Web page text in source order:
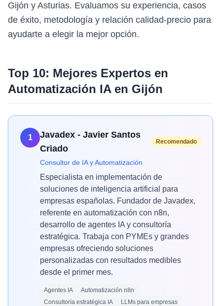
Gijón y Asturias. Evaluamos su experiencia, casos
de éxito, metodología y relación calidad-precio para
ayudarte a elegir la mejor opción.
Top 10: Mejores Expertos en
Automatización IAen Gijón
1
Javadex - Javier Santos
Criado
Recomendado
Consultor de IA y Automatización
Especialista en implementación de
soluciones de inteligencia artificial para
empresas españolas. Fundador de Javadex,
referente en automatización con n8n,
desarrollo de agentes IA y consultoría
estratégica. Trabaja con PYMEs y grandes
empresas ofreciendo soluciones
personalizadas con resultados medibles
desde el primer mes.
Agentes IA
Automatización n8n
Consultoría estratégica IA
LLMs para empresas